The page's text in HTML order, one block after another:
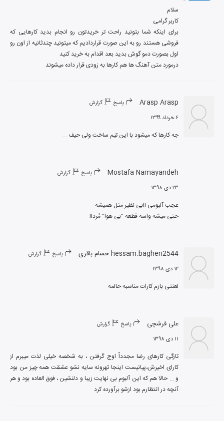
برای اینکه شما بتونید راحت تر خریدتون رو انجام بدید کارهایی که
درمورد متن آهنگ ها هم کارها به زودی قرار داده میشوند
Arasp Arasp پاسخ گزارش
۶ خرداد ۱۳۹۹
جه کارها که میشود با این تیم ساخت ولی حیف ...
Mostafa Namayandeh پاسخ گزارش
۲۳ دی ۱۳۹۸
حتی میشه واسه قطعه "بی هوا" مُرد!!
hessam.bagheri2544 حسام باقری پاسخ گزارش
۱۲ دی ۱۳۹۸
لعنتی بازم کارات مناسبه حالمه
علی فرشچی پاسخ گزارش
۱۱ دی ۱۳۹۸
تازگی کارهای رضا مجدداٌ اوج گرفتن ، به شخصه خیلی لذت میبرم از
کارای اخیرش،پیانیست اینجا تهرونه سایه نشو عشقت همه چیز من بود
آنچه در انتظارم بود ازشو برآورده کرد